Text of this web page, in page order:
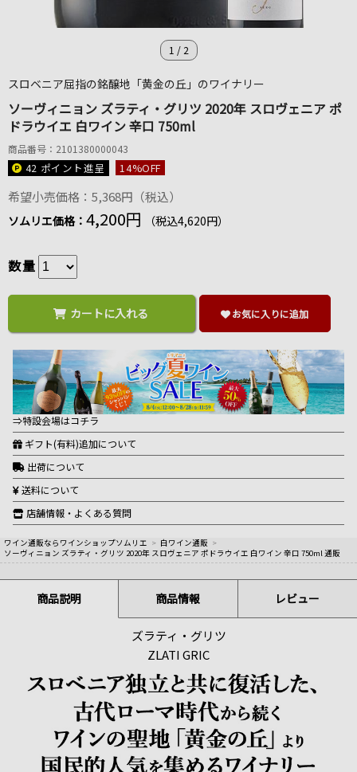
1 / 2
スロベニア屈指の銘醸地「黄金の丘」のワイナリー
ソーヴィニョン ズラティ・グリツ 2020年 スロヴェニア ポ
ドラウイエ 白ワイン 辛口 750ml
商品番号：2101380000043
42 ポイント進呈 14%OFF
希望小売価格：5,368円（税込）
ソムリエ価格： 4,200円 （税込4,620円）
数量
カートに入れる お気に入りに追加
⇒特設会場はコチラ
ギフト(有料)追加について
出荷について
送料について
店舗情報・よくある質問
ワイン通販ならワインショップソムリエ > 白ワイン通販 >
ソーヴィニョン ズラティ・グリツ 2020年 スロヴェニア ポドラウイエ 白ワイン 辛口 750ml 通販
商品説明 商品情報 レビュー
ズラティ・グリツ
ZLATI GRIC